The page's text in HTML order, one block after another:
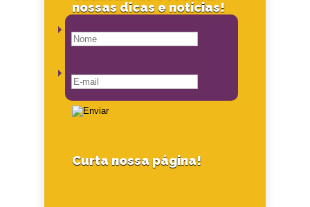
nossas dicas e notícias!
Curta nossa página!